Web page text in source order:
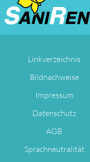
Navigation
überspringen
Linkverzeichnis
Bildnachweise
Impressum
Datenschutz
AGB
Sprachneutralität